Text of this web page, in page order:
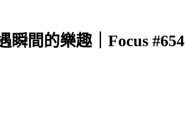
瞬間的樂趣｜Focus #654